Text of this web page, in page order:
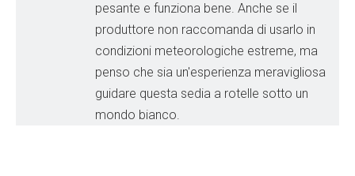
pesante e funziona bene. Anche se il
produttore non raccomanda di usarlo in
condizioni meteorologiche estreme, ma
penso che sia un'esperienza meravigliosa
guidare questa sedia a rotelle sotto un
mondo bianco.